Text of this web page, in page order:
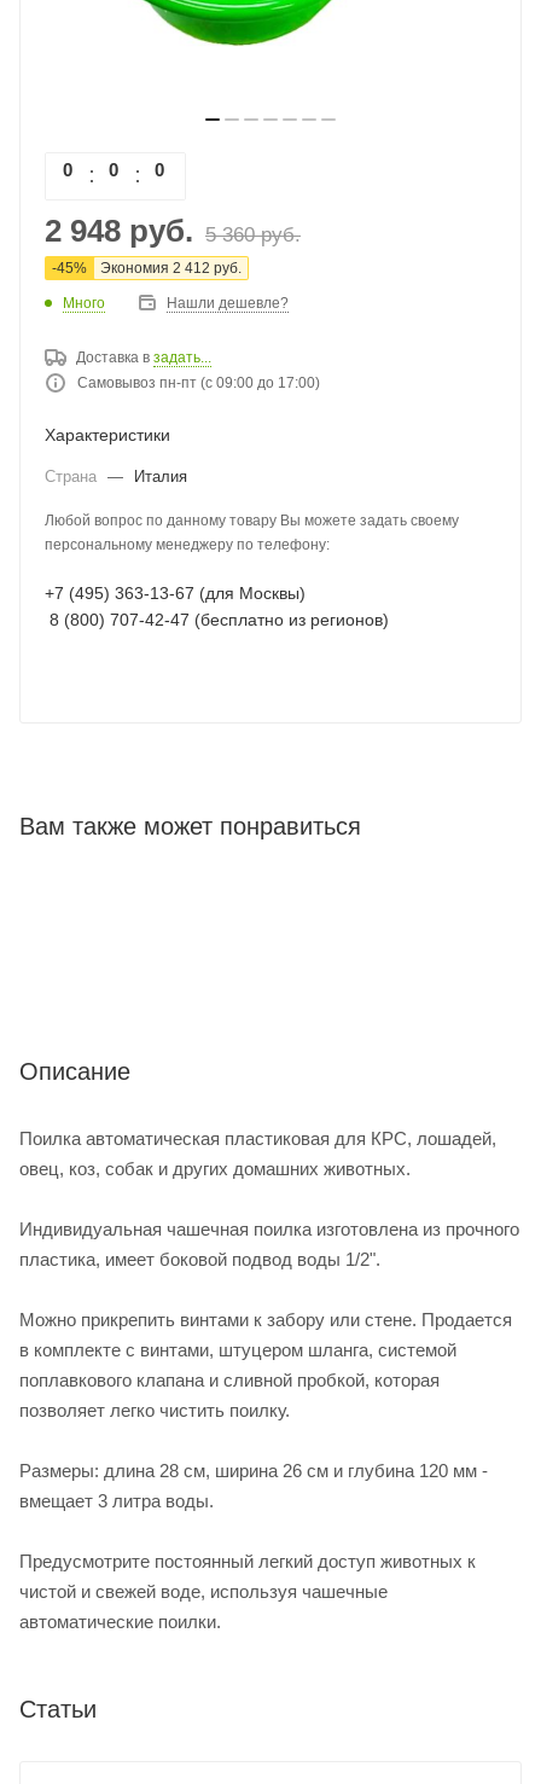
0 0 0
2 948 руб. 5 360руб.
-45% Экономия 2 412 руб.
Много Нашли дешевле?
Доставка в задать...
Самовывоз пн-пт (с 09:00 до 17:00)
Характеристики
Страна — Италия
Любой вопрос по данному товару Вы можете задать своему
персональному менеджеру по телефону:
+7 (495) 363-13-67 (для Москвы)
8 (800) 707-42-47 (бесплатно из регионов)
Вам также может понравиться
Описание
Поилка автоматическая пластиковая для КРС, лошадей,
овец, коз, собак и других домашних животных.
Индивидуальная чашечная поилка изготовлена из прочного
пластика, имеет боковой подвод воды 1/2".
Можно прикрепить винтами к забору или стене. Продается
в комплекте с винтами, штуцером шланга, системой
поплавкового клапана и сливной пробкой, которая
позволяет легко чистить поилку.
Размеры: длина 28 см, ширина 26 см и глубина 120 мм -
вмещает 3 литра воды.
Предусмотрите постоянный легкий доступ животных к
чистой и свежей воде, используя чашечные
автоматические поилки.
Статьи